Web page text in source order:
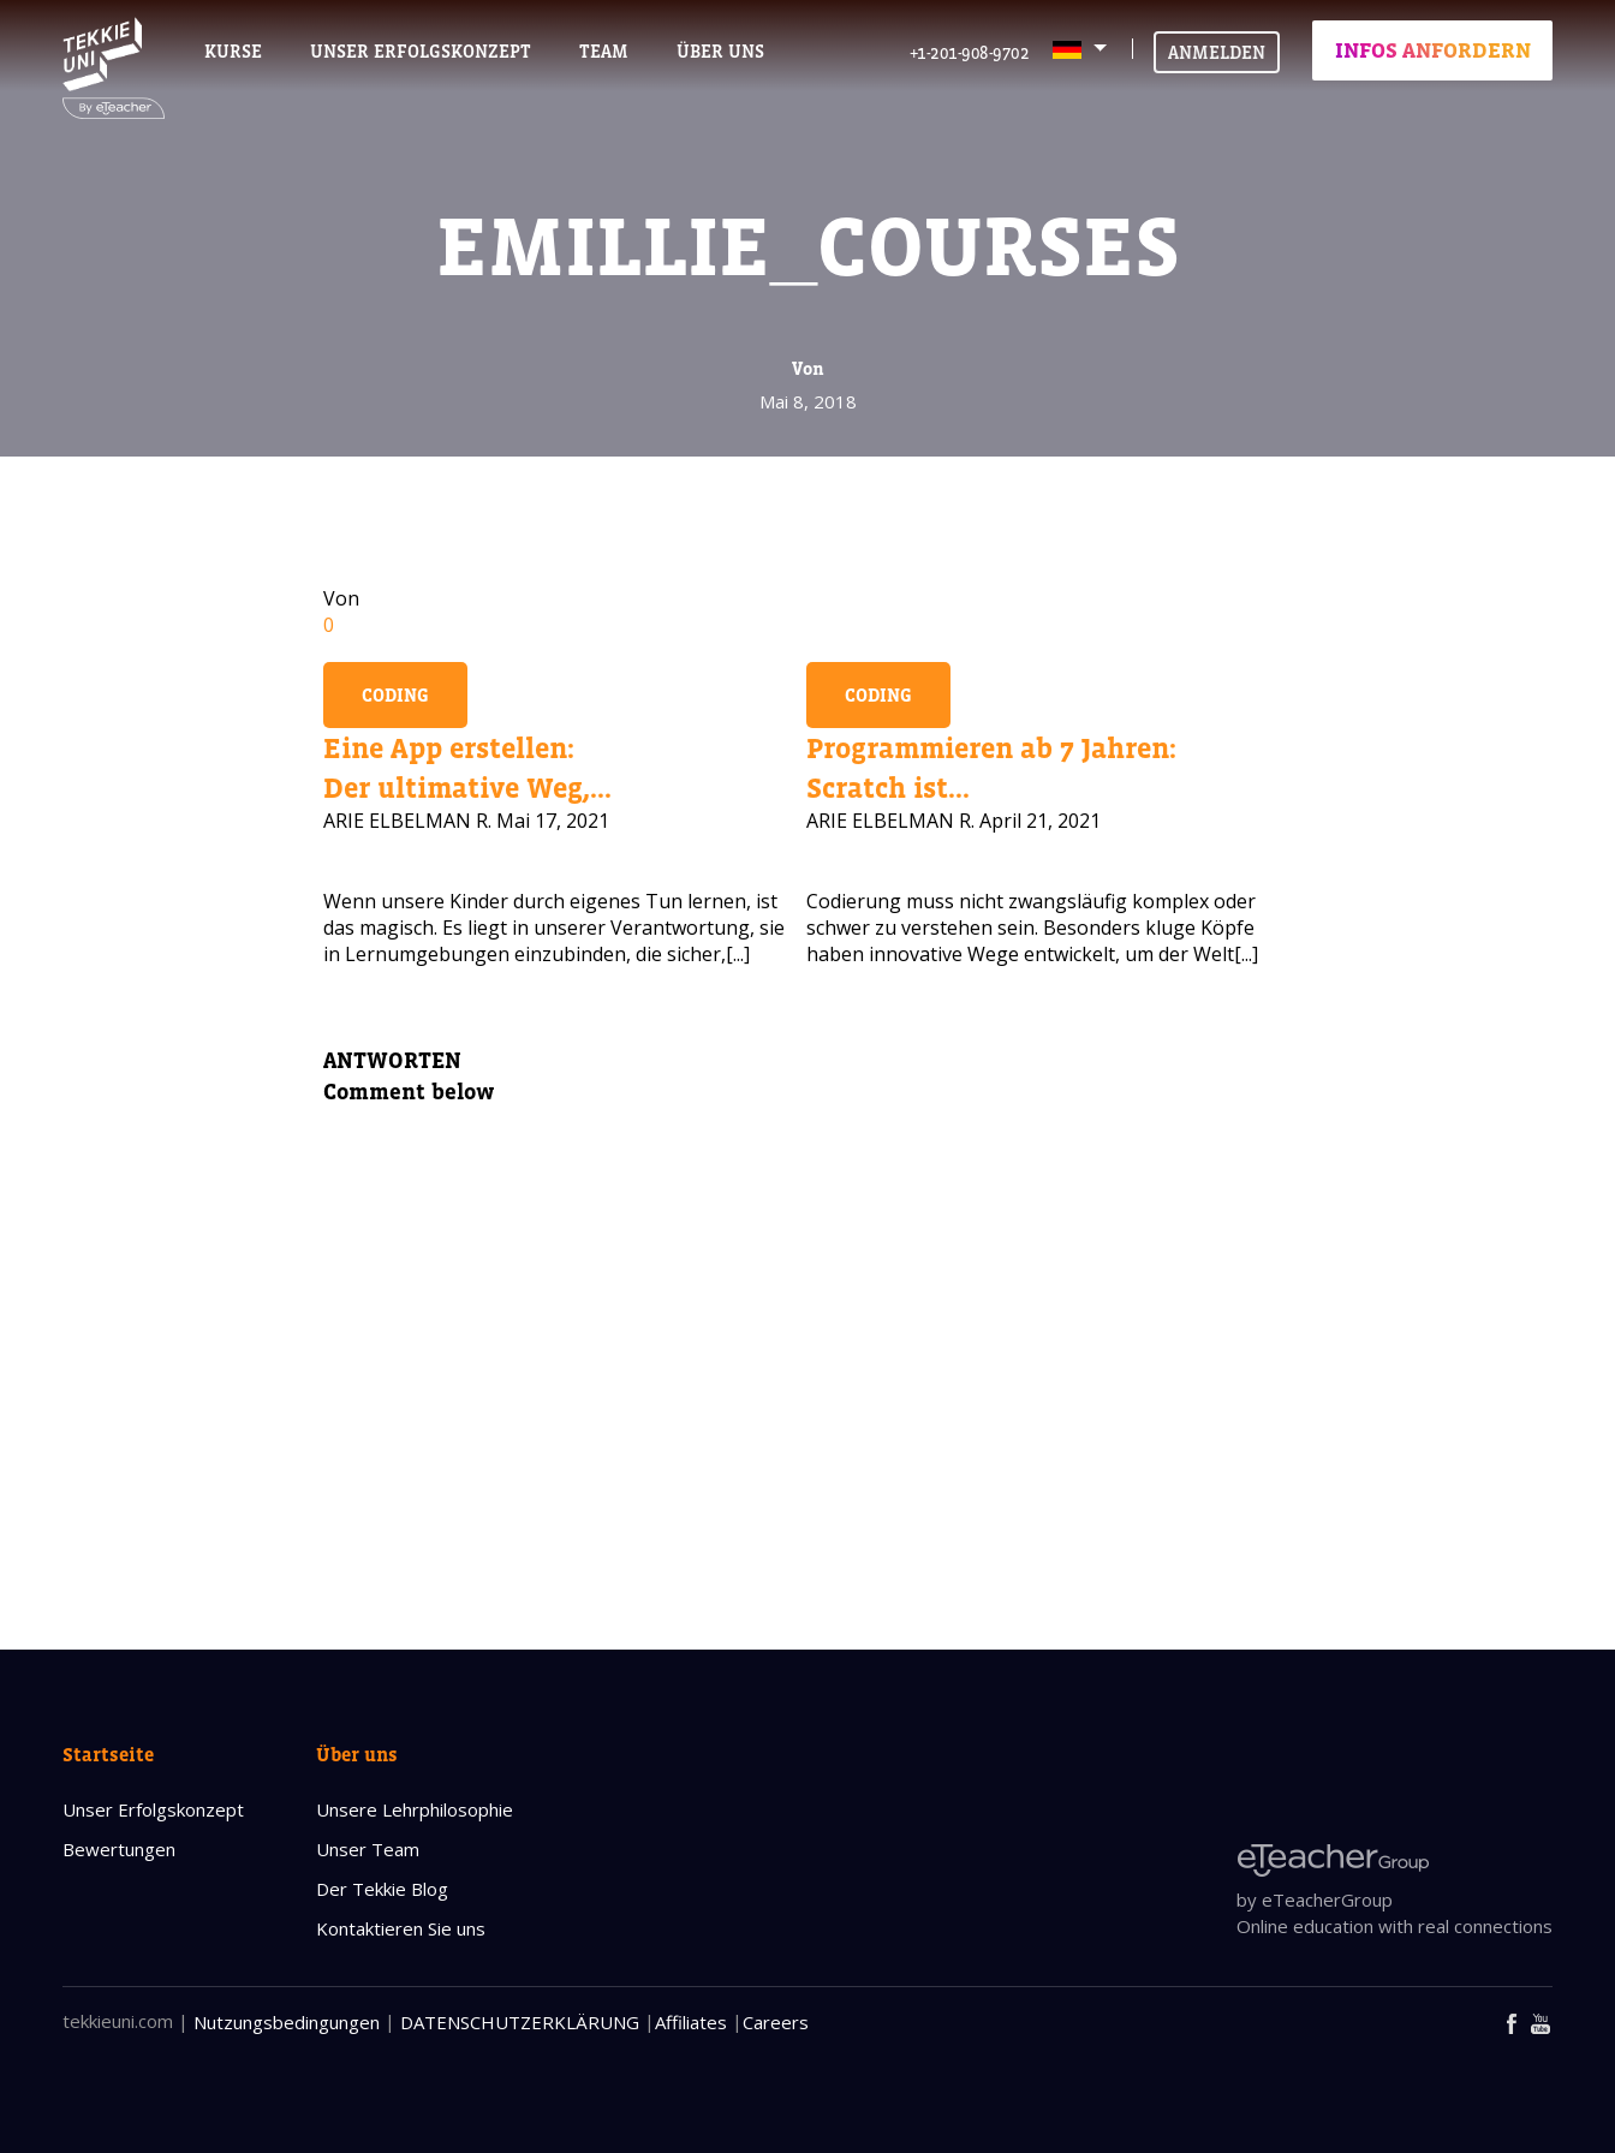
KURSE UNSER ERFOLGSKONZEPT TEAM ÜBER UNS INFOS ANFORDERN
+1-201-908-9702 ANMELDEN
EMILLIE_COURSES
Von
Mai 8, 2018
Von
0
CODING
Eine App erstellen:
Der ultimative Weg,...
ARIE ELBELMAN R. Mai 17, 2021
Wenn unsere Kinder durch eigenes Tun lernen, ist
das magisch. Es liegt in unserer Verantwortung, sie
in Lernumgebungen einzubinden, die sicher,[...]
CODING
Programmieren ab 7 Jahren:
Scratch ist...
ARIE ELBELMAN R. April 21, 2021
Codierung muss nicht zwangsläufig komplex oder
schwer zu verstehen sein. Besonders kluge Köpfe
haben innovative Wege entwickelt, um der Welt[...]
ANTWORTEN
Comment below
Startseite
Unser Erfolgskonzept
Bewertungen
Über uns
Unsere Lehrphilosophie
Unser Team
Der Tekkie Blog
Kontaktieren Sie uns
by eTeacherGroup
Online education with real connections
tekkieuni.com | Nutzungsbedingungen | DATENSCHUTZERKLÄRUNG | Affiliates | Careers
BRAUCHEN SIE HILFE BEI DER KURSAUSWAHL?
Hinterlassen Sie Ihre Daten und wir melden uns bald zurück!
Eltern E-Mail